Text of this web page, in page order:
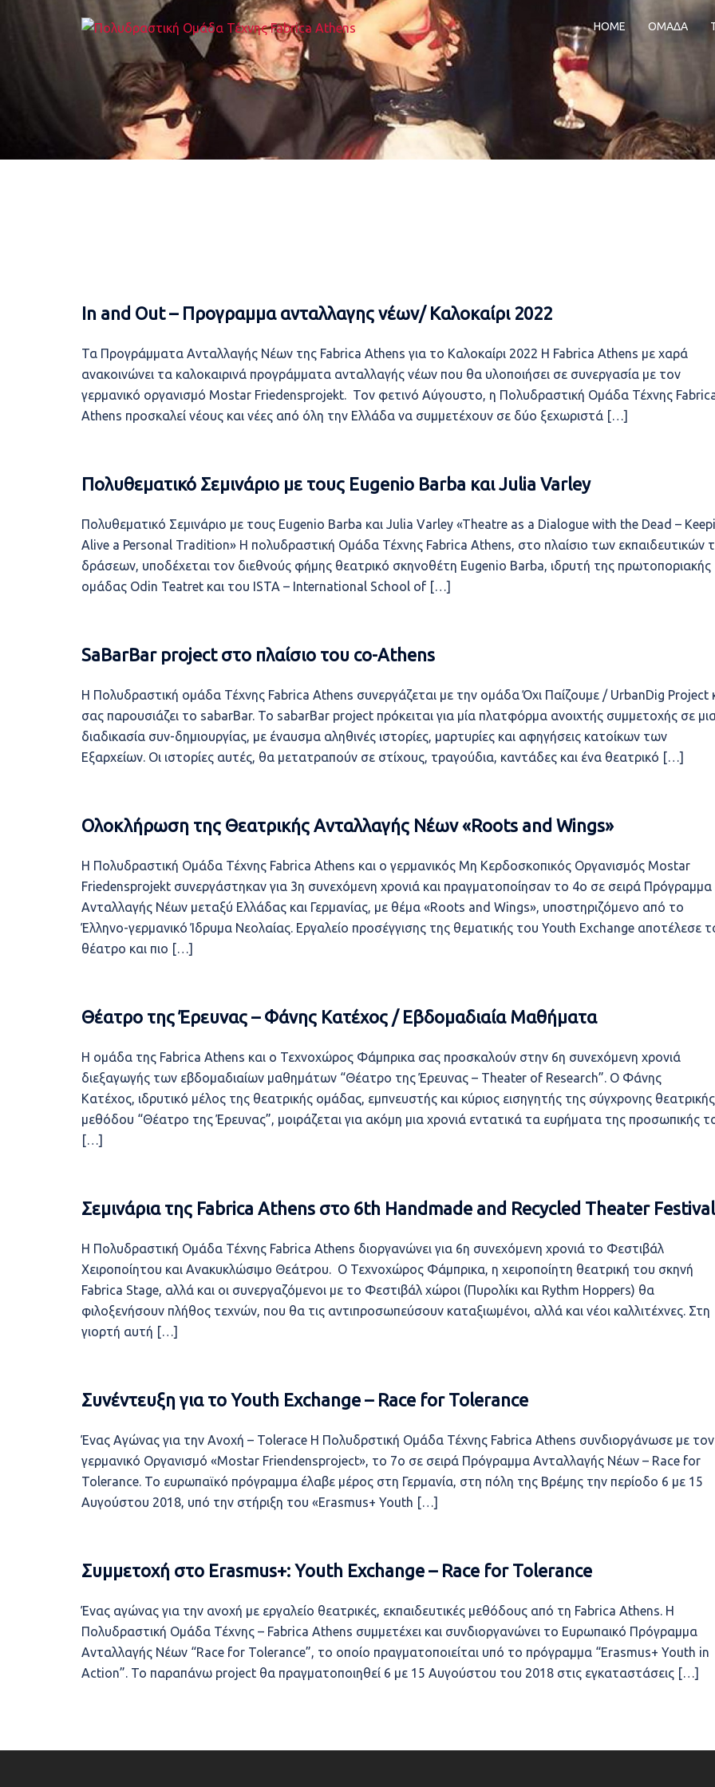
HOME ΟΜΑΔΑ
In and Out – Προγραμμα ανταλλαγης νέων/ Καλοκαίρι 2022
Τα Προγράμματα Ανταλλαγής Νέων της Fabrica Athens για το Καλοκαίρι 2022 Η Fabrica Athens με χαρά
ανακοινώνει τα καλοκαιρινά προγράμματα ανταλλαγής νέων που θα υλοποιήσει σε συνεργασία με τον
γερμανικό οργανισμό Mostar Friedensprojekt. Τον φετινό Αύγουστο, η Πολυδραστική Ομάδα Τέχνης
Athens προσκαλεί νέους και νέες από όλη την Ελλάδα να συμμετέχουν σε δύο ξεχωριστά […]
Πολυθεματικό Σεμινάριο με τους Eugenio Barba και Julia Varley
Πολυθεματικό Σεμινάριο με τους Eugenio Barba και Julia Varley «Theatre as a Dialogue with the Dead –
Alive a Personal Tradition» Η πολυδραστική Ομάδα Τέχνης Fabrica Athens, στο πλαίσιο των εκπαιδευτικών
δράσεων, υποδέχεται τον διεθνούς φήμης θεατρικό σκηνοθέτη Eugenio Barba, ιδρυτή της πρωτοποριακής
ομάδας Odin Teatret και του ISTA – International School of […]
SaBarBar project στο πλαίσιο του co-Athens
Η Πολυδραστική ομάδα Τέχνης Fabrica Athens συνεργάζεται με την ομάδα Όχι Παίζουμε / UrbanDig Project
σας παρουσιάζει το sabarBar. Το sabarBar project πρόκειται για μία πλατφόρμα ανοιχτής συμμετοχής σε
διαδικασία συν-δημιουργίας, με έναυσμα αληθινές ιστορίες, μαρτυρίες και αφηγήσεις κατοίκων των
Εξαρχείων. Οι ιστορίες αυτές, θα μετατραπούν σε στίχους, τραγούδια, καντάδες και ένα θεατρικό […]
Ολοκλήρωση της Θεατρικής Ανταλλαγής Νέων «Roots and Wings»
Η Πολυδραστική Ομάδα Τέχνης Fabrica Athens και ο γερμανικός Μη Κερδοσκοπικός Οργανισμός Mostar
Friedensprojekt συνεργάστηκαν για 3η συνεχόμενη χρονιά και πραγματοποίησαν το 4ο σε σειρά Πρόγραμμα
Ανταλλαγής Νέων μεταξύ Ελλάδας και Γερμανίας, με θέμα «Roots and Wings», υποστηριζόμενο από το
Έλληνο-γερμανικό Ίδρυμα Νεολαίας. Εργαλείο προσέγγισης της θεματικής του Youth Exchange αποτέλεσε
θέατρο και πιο […]
Θέατρο της Έρευνας – Φάνης Κατέχος / Εβδομαδιαία Μαθήματα
Η ομάδα της Fabrica Athens και ο Τεχνοχώρος Φάμπρικα σας προσκαλούν στην 6η συνεχόμενη χρονιά
διεξαγωγής των εβδομαδιαίων μαθημάτων “Θέατρο της Έρευνας – Theater of Research”. Ο Φάνης
Κατέχος, ιδρυτικό μέλος της θεατρικής ομάδας, εμπνευστής και κύριος εισηγητής της σύγχρονης θεατρικής
μεθόδου “Θέατρο της Έρευνας”, μοιράζεται για ακόμη μια χρονιά εντατικά τα ευρήματα της προσωπικής
[…]
Σεμινάρια της Fabrica Athens στο 6th Handmade and Recycled Theater Festival
Η Πολυδραστική Ομάδα Τέχνης Fabrica Athens διοργανώνει για 6η συνεχόμενη χρονιά το Φεστιβάλ
Χειροποίητου και Ανακυκλώσιμο Θεάτρου. Ο Τεχνοχώρος Φάμπρικα, η χειροποίητη θεατρική του σκηνή
Fabrica Stage, αλλά και οι συνεργαζόμενοι με το Φεστιβάλ χώροι (Πυρολίκι και Rythm Hoppers) θα
φιλοξενήσουν πλήθος τεχνών, που θα τις αντιπροσωπεύσουν καταξιωμένοι, αλλά και νέοι καλλιτέχνες. Στη
γιορτή αυτή […]
Συνέντευξη για το Youth Exchange – Race for Tolerance
Ένας Αγώνας για την Ανοχή – Tolerace Η Πολυδρστική Ομάδα Τέχνης Fabrica Athens συνδιοργάνωσε με τον
γερμανικό Οργανισμό «Mostar Friendensproject», το 7ο σε σειρά Πρόγραμμα Ανταλλαγής Νέων – Race for
Tolerance. Το ευρωπαϊκό πρόγραμμα έλαβε μέρος στη Γερμανία, στη πόλη της Βρέμης την περίοδο 6 με 15
Αυγούστου 2018, υπό την στήριξη του «Erasmus+ Youth […]
Συμμετοχή στο Erasmus+: Youth Exchange – Race for Tolerance
Ένας αγώνας για την ανοχή με εργαλείο θεατρικές, εκπαιδευτικές μεθόδους από τη Fabrica Athens. Η
Πολυδραστική Ομάδα Τέχνης – Fabrica Athens συμμετέχει και συνδιοργανώνει το Ευρωπαικό Πρόγραμμα
Ανταλλαγής Νέων “Race for Tolerance”, το οποίο πραγματοποιείται υπό το πρόγραμμα “Erasmus+ Youth in
Action”. Το παραπάνω project θα πραγματοποιηθεί 6 με 15 Αυγούστου του 2018 στις εγκαταστάσεις […]